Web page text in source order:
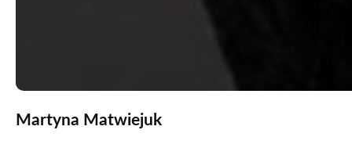
Martyna Matwiejuk